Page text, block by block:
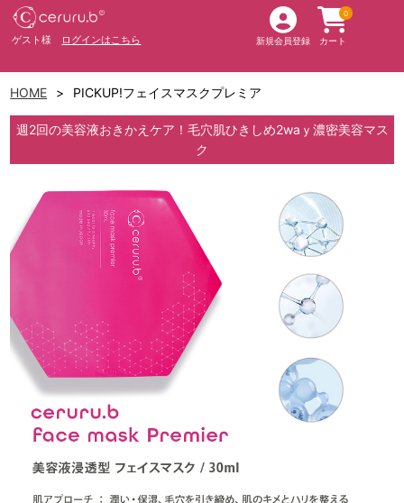
ゲスト様 ログインはこちら 新規会員登録 カート
0
HOME PICKUP!フェイスマスクプレミア
週2回の美容液おきかえケア！毛穴肌ひきしめ2waｙ濃密美容マス
ク